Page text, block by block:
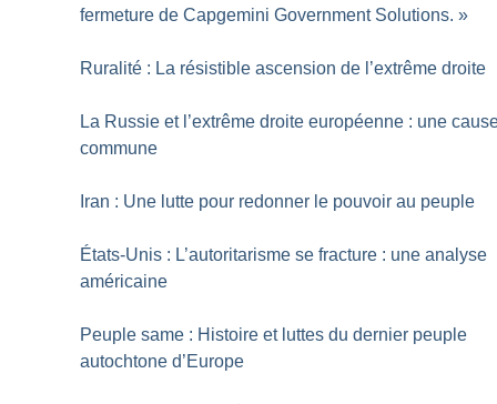
fermeture de Capgemini Government Solutions. »
Ruralité : La résistible ascension de l’extrême droite
La Russie et l’extrême droite européenne : une
commune
Iran : Une lutte pour redonner le pouvoir au peuple
États-Unis : L’autoritarisme se fracture : une analyse
américaine
Peuple same : Histoire et luttes du dernier peuple
autochtone d’Europe